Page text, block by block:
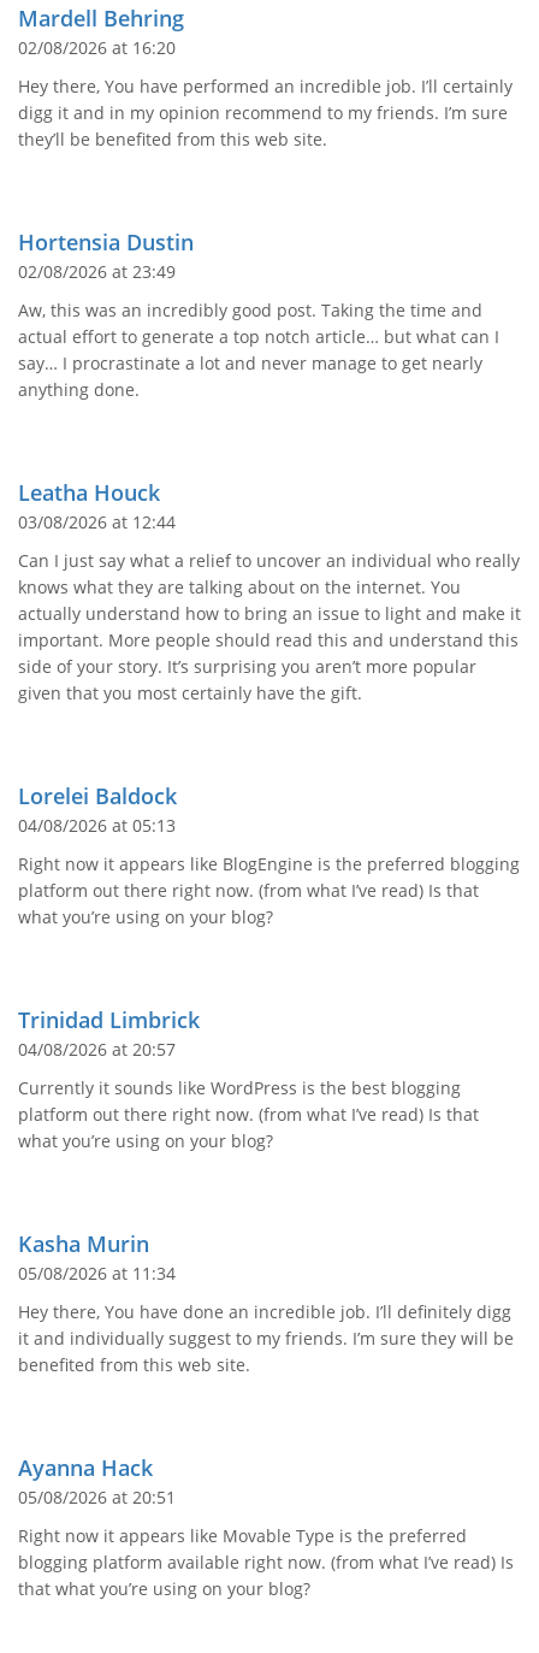
Mardell Behring
02/08/2026 at 16:20
Hey there, You have performed an incredible job. I’ll certainly
digg it and in my opinion recommend to my friends. I’m sure
they’ll be benefited from this web site.
Hortensia Dustin
02/08/2026 at 23:49
Aw, this was an incredibly good post. Taking the time and
actual effort to generate a top notch article… but what can I
say… I procrastinate a lot and never manage to get nearly
anything done.
Leatha Houck
03/08/2026 at 12:44
Can I just say what a relief to uncover an individual who really
knows what they are talking about on the internet. You
actually understand how to bring an issue to light and make it
important. More people should read this and understand this
side of your story. It’s surprising you aren’t more popular
given that you most certainly have the gift.
Lorelei Baldock
04/08/2026 at 05:13
Right now it appears like BlogEngine is the preferred blogging
platform out there right now. (from what I’ve read) Is that
what you’re using on your blog?
Trinidad Limbrick
04/08/2026 at 20:57
Currently it sounds like WordPress is the best blogging
platform out there right now. (from what I’ve read) Is that
what you’re using on your blog?
Kasha Murin
05/08/2026 at 11:34
Hey there, You have done an incredible job. I’ll definitely digg
it and individually suggest to my friends. I’m sure they will be
benefited from this web site.
Ayanna Hack
05/08/2026 at 20:51
Right now it appears like Movable Type is the preferred
blogging platform available right now. (from what I’ve read) Is
that what you’re using on your blog?